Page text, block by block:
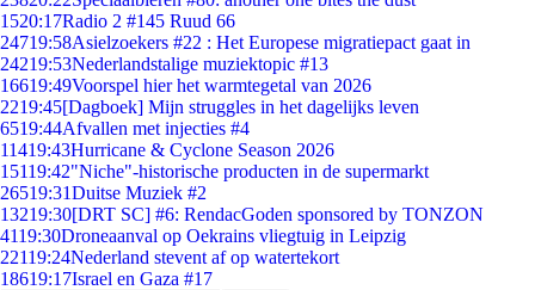
1520:17Radio 2 #145 Ruud 66
24719:58Asielzoekers #22 : Het Europese migratiepact gaat in
24219:53Nederlandstalige muziektopic #13
16619:49Voorspel hier het warmtegetal van 2026
2219:45[Dagboek] Mijn struggles in het dagelijks leven
6519:44Afvallen met injecties #4
11419:43Hurricane & Cyclone Season 2026
15119:42"Niche"-historische producten in de supermarkt
26519:31Duitse Muziek #2
13219:30[DRT SC] #6: RendacGoden sponsored by TONZON
4119:30Droneaanval op Oekrains vliegtuig in Leipzig
22119:24Nederland stevent af op watertekort
18619:17Israel en Gaza #17